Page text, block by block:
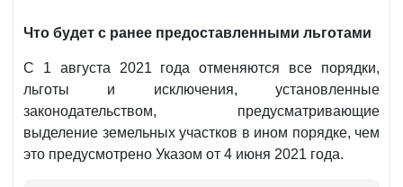
Что будет с ранее предоставленными льготами
С 1 августа 2021 года отменяются все порядки,
льготы и исключения, установленные
законодательством, предусматривающие
выделение земельных участков в ином порядке, чем
это предусмотрено Указом от 4 июня 2021 года.